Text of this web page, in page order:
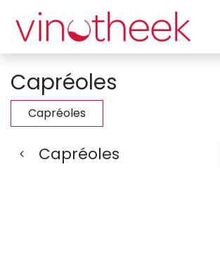
Overslaan naar inhoud
Capréoles
Capréoles
Capréoles